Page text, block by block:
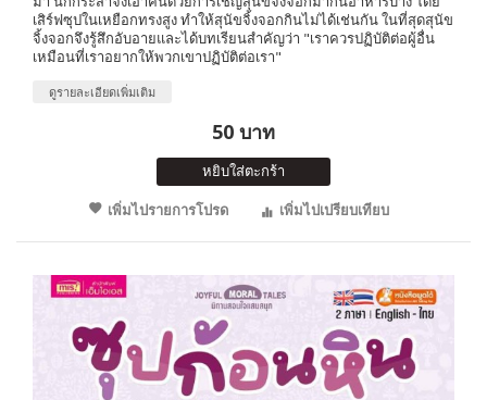
เสิร์ฟซุปในเหยือกทรงสูง ทำให้สุนัขจิ้งจอกกินไม่ได้เช่นกัน ในที่สุดสุนัข
จิ้งจอกจึงรู้สึกอับอายและได้บทเรียนสำคัญว่า "เราควรปฏิบัติต่อผู้อื่น
เหมือนที่เราอยากให้พวกเขาปฏิบัติต่อเรา"
ดูรายละเอียดเพิ่มเติม
50 บาท
หยิบใส่ตะกร้า
เพิ่มไปรายการโปรด
เพิ่มไปเปรียบเทียบ